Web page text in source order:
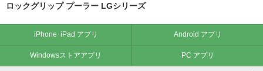
ロックグリップ プーラー LGシリーズ
iPhone･iPad アプリ Android アプリ
Windowsストアアプリ PC アプリ